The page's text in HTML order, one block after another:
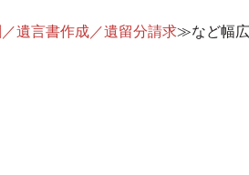
／遺言書作成 ／遺留分請求≫など幅